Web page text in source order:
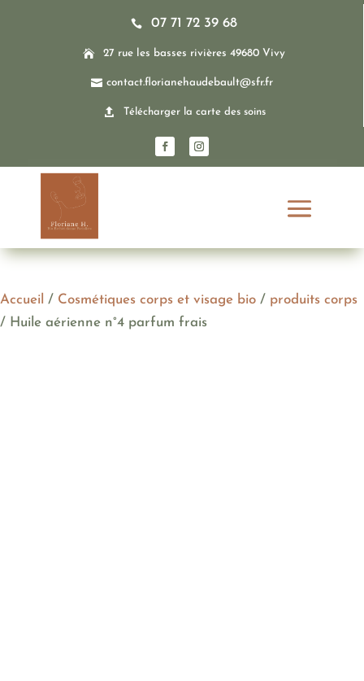
 07 71 72 39 68
 27 rue les basses rivières 49680 Vivy
 contact.florianehaudebault@sfr.fr
 Télécharger la carte des soins
Accueil / Cosmétiques corps et visage bio / produits corps
/ Huile aérienne n°4 parfum frais